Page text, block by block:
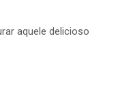
aquele delicioso